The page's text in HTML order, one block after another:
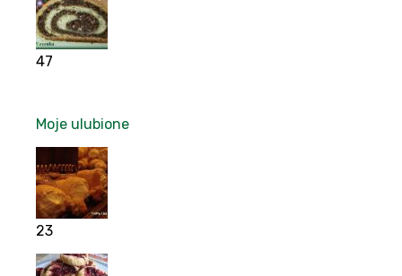
47
Moje ulubione
23